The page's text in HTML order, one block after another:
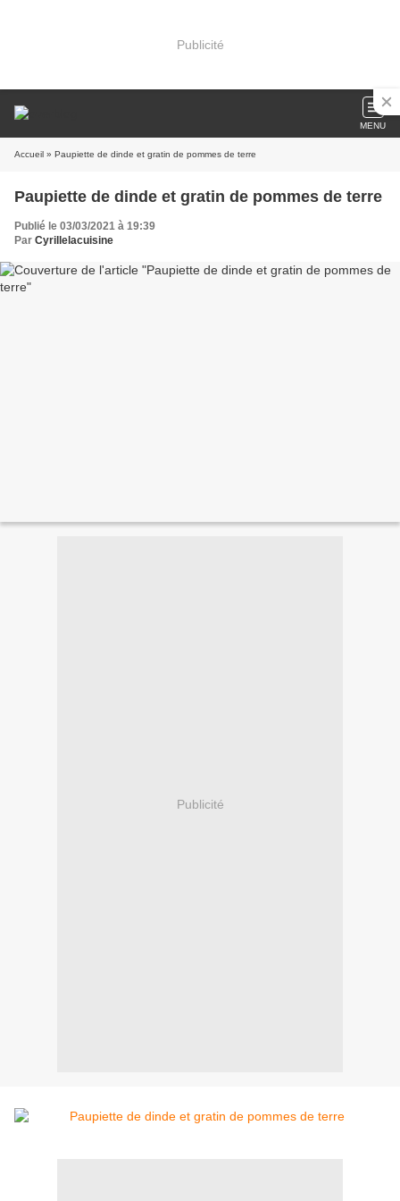
Publicité
MENU
Accueil » Paupiette de dinde et gratin de pommes de terre
Paupiette de dinde et gratin de pommes de terre
Publié le 03/03/2021 à 19:39
Par Cyrillelacuisine
Publicité